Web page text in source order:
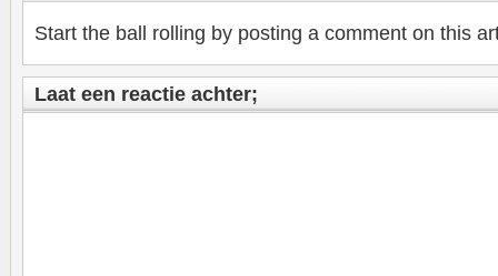
Start the ball rolling by posting a comment on this
Laat een reactie achter;